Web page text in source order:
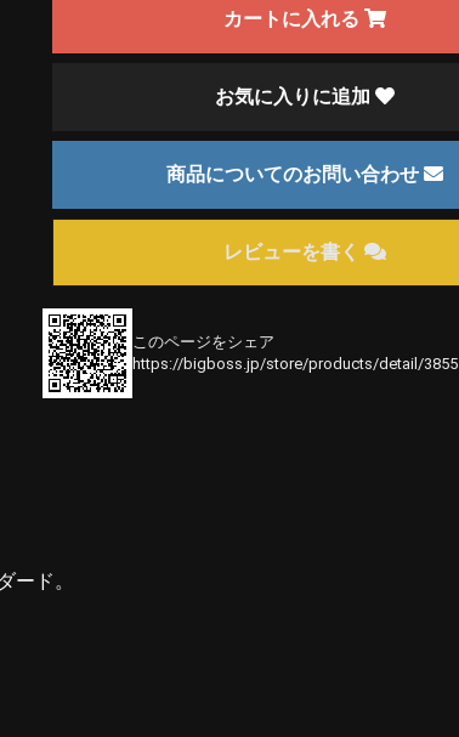
カートに入れる
お気に入りに追加
商品についてのお問い合わせ
レビューを書く
このページをシェア
https://bigboss.jp/store/products/detail/3855
ード。